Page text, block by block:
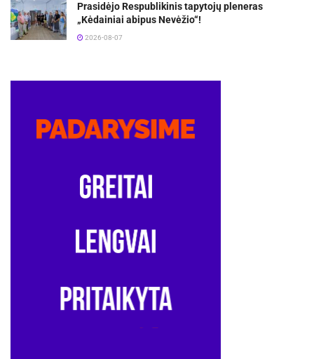
Prasidėjo Respublikinis tapytojų pleneras
„Kėdainiai abipus Nevėžio“!
2026-08-07